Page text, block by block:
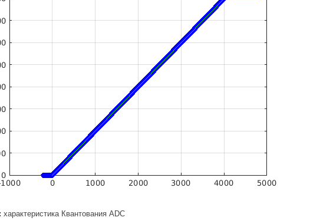
характеристика Квантования ADC